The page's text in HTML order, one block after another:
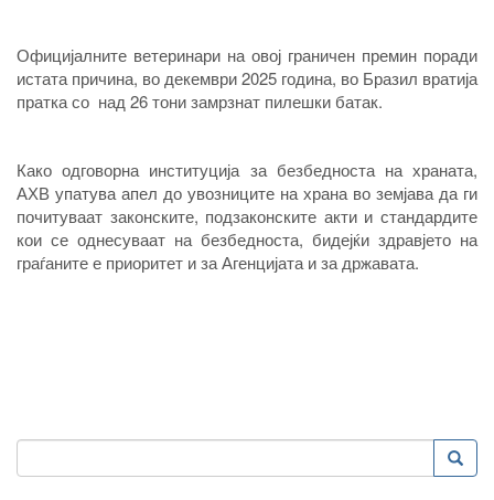
Официјалните ветеринари на овој граничен премин поради
истата причина, во декември 2025 година, во Бразил вратија
пратка со над 26 тони замрзнат пилешки батак.
Како одговорна институција за безбедноста на храната,
АХВ упатува апел до увозниците на храна во земјава да ги
почитуваат законските, подзаконските акти и стандардите
кои се однесуваат на безбедноста, бидејќи здравјето на
граѓаните е приоритет и за Агенцијата и за државата.
Search
Пребарување